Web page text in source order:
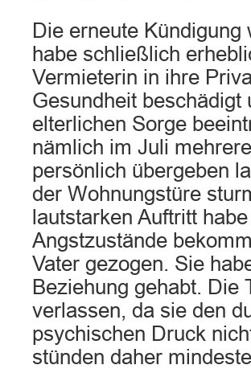
Die erneute
habe schließlich
Vermieterin in ihre
Gesundheit beschädigt
elterlichen Sorge
nämlich im Juli
persönlich übergeben
der Wohnungstüre
lautstarken Auftritt
Angstzustände
Vater gezogen. Sie
Beziehung gehabt. Die
verlassen, da sie den
psychischen Druck
stünden daher